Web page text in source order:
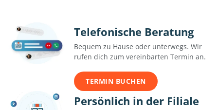
Telefonische Beratung
Bequem zu Hause oder unterwegs. Wir
rufen dich zum vereinbarten Termin an.
TERMIN BUCHEN
Persönlich in der Filiale